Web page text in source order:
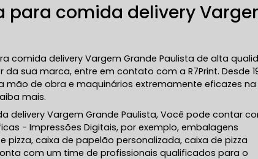
para comida delivery
comida delivery Vargem Grande Paulista de alta
sua marca, entre em contato com a R7Print. Desde
mão de obra e maquinários extremamente eficazes na
mais.
delivery Vargem Grande Paulista, Você pode contar
- Impressões Digitais, por exemplo, embalagens
pizza, caixa de papelão personalizada, caixa de pizza
com um time de profissionais qualificados para o